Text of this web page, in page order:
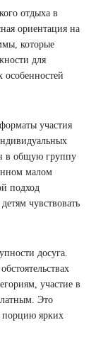
отдыха в
ориентация на
которые
для
особенностей
участия
в общую группу
малом
подход
чувствовать
досуга.
участие в
Это
порцию ярких